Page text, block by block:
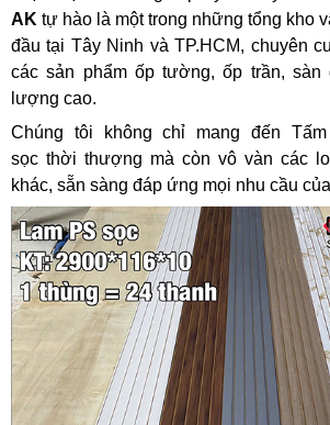
AK tự hào là một trong những tổng kho
đầu tại Tây Ninh và TP.HCM, chuyên
các sản phẩm ốp tường, ốp trần, sàn
lượng cao.
Chúng tôi không chỉ mang đến
sọc thời thượng mà còn vô vàn các
khác, sẵn sàng đáp ứng mọi nhu cầu